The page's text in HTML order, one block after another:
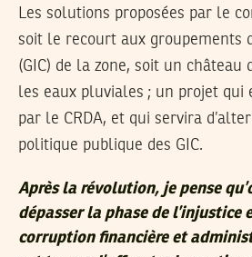
Les solutions proposées par le
soit le recourt aux groupements
(GIC) de la zone, soit un château
les eaux pluviales ; un projet qui
par le CRDA, et qui servira
politique publique des GIC.
Après la révolution, je pense
dépasser la phase de l’injustice
corruption financière et